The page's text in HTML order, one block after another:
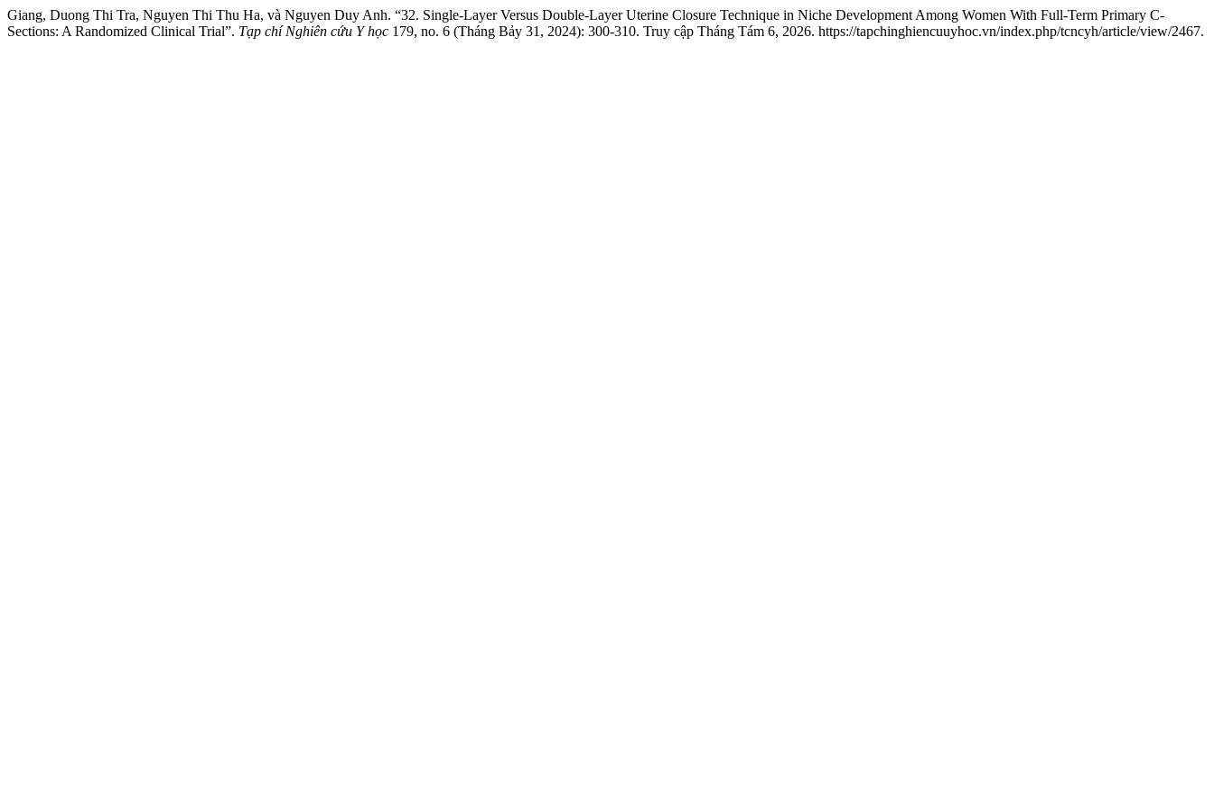
Giang, Duong Thi Tra, Nguyen Thi Thu Ha, và Nguyen Duy Anh. “32. Single-Layer Versus Double-Layer Uterine Closure Technique in Niche Development Among Women With Full-Term Primary C-
Sections: A Randomized Clinical Trial”. Tạp chí Nghiên cứu Y học 179, no. 6 (Tháng Bảy 31, 2024): 300-310. Truy cập Tháng Tám 6, 2026. https://tapchinghiencuuyhoc.vn/index.php/tcncyh/article/view/2467.